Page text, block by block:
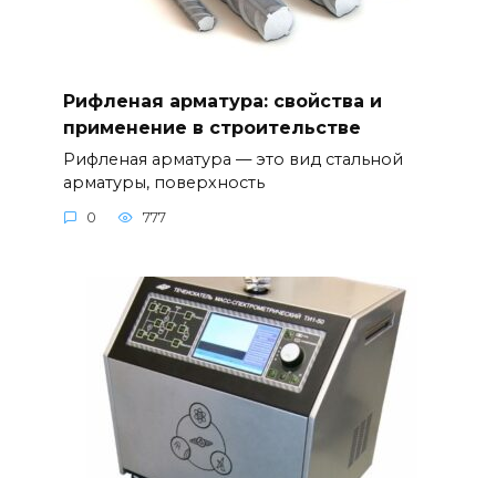
Рифленая арматура: свойства и
применение в строительстве
Рифленая арматура — это вид стальной
арматуры, поверхность
0 777